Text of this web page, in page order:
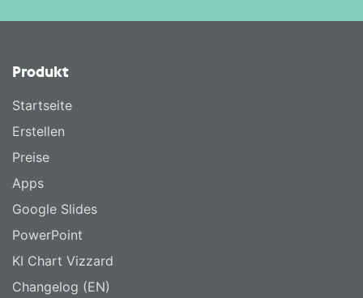
Produkt
Startseite
Erstellen
Preise
Apps
Google Slides
PowerPoint
KI Chart Vizzard
Changelog (EN)